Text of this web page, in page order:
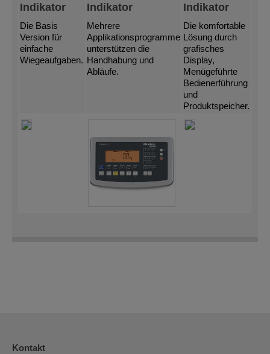
Indikator
Die Basis
Version für
einfache
Wiegeaufgaben.
Indikator
Mehrere
Applikationsprogramme
unterstützen die
Handhabung und
Abläufe.
Indikator
Die komfortable
Lösung durch
grafisches
Display,
Menügeführte
Bedienerführung
und
Produktspeicher.
Kontakt